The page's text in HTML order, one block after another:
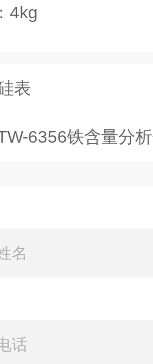
4kg
表
6356铁含量分